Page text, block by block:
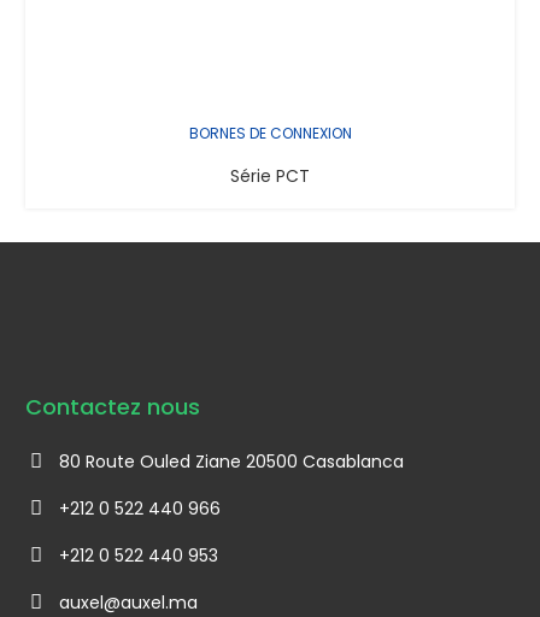
BORNES DE CONNEXION
Série PCT
Contactez nous
80 Route Ouled Ziane 20500 Casablanca
+212 0 522 440 966
+212 0 522 440 953
auxel@auxel.ma